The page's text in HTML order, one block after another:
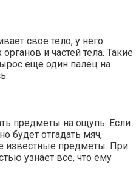
свое тело, у него
и частей тела. Такие
еще один палец на
предметы на ощупь. Если
будет отгадать мяч,
известные предметы. При
узнает все, что ему